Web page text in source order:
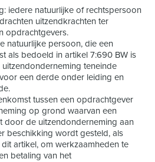
iedere natuurlijke of rechtspersoon
uitzendkrachten ter
opdrachtgevers.
natuurlijke persoon, die een
als bedoeld in artikel 7:690 BW is
teneinde
een derde onder leiding en
tussen een opdrachtgever
op grond waarvan een
door de uitzendonderneming aan
beschikking wordt gesteld, als
artikel, om werkzaamheden te
betaling van het